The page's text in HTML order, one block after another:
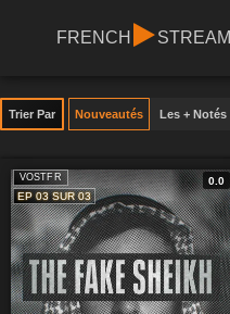
FRENCH STREAM
Trier Par Nouveautés Les + Notés
VOSTFR
0.0
EP 03 SUR 03